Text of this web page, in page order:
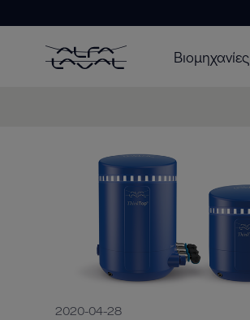
Βιομηχανίες
2020-04-28